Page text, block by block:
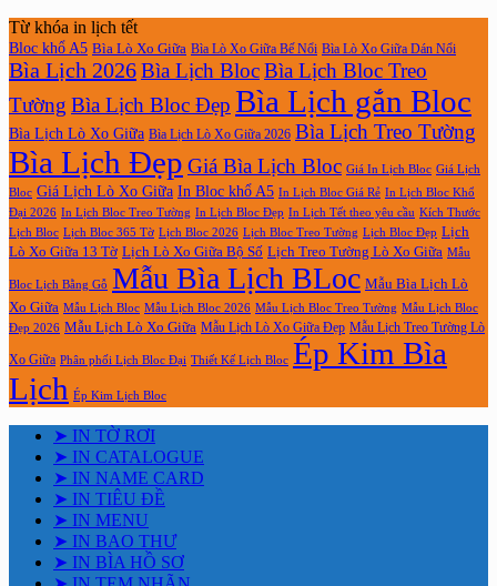
Từ khóa in lịch tết
Bloc khổ A5 Bìa Lò Xo Giữa Bìa Lò Xo Giữa Bế Nổi Bìa Lò Xo Giữa Dán Nổi
Bìa Lịch 2026Bìa Lịch BlocBìa Lịch Bloc Treo
Tường Bìa Lịch Bloc Đẹp Bìa Lịch gắn Bloc
Bìa Lịch Lò Xo Giữa Bìa Lịch Lò Xo Giữa 2026 Bìa Lịch Treo Tường
Bìa Lịch Đẹp Giá Bìa Lịch Bloc Giá In Lịch Bloc Giá Lịch
Bloc Giá Lịch Lò Xo Giữa In Bloc khổ A5 In Lịch Bloc Giá Rẻ In Lịch Bloc Khổ
Đại 2026 In Lịch Bloc Treo Tường In Lịch Bloc Đẹp In Lịch Tết theo yêu cầu Kích Thước
Lịch Bloc Lịch Bloc 365 Tờ Lịch Bloc 2026 Lịch Bloc Treo Tường Lịch Bloc Đẹp Lịch
Lò Xo Giữa 13 Tờ Lịch Lò Xo Giữa Bộ Số Lịch Treo Tường Lò Xo Giữa Mẫu
Bloc Lịch Bằng Gỗ Mẫu Bìa Lịch BLoc Mẫu Bìa Lịch Lò
Xo Giữa Mẫu Lịch Bloc Mẫu Lịch Bloc 2026 Mẫu Lịch Bloc Treo Tường Mẫu Lịch Bloc
Đẹp 2026 Mẫu Lịch Lò Xo Giữa Mẫu Lịch Lò Xo Giữa Đẹp Mẫu Lịch Treo Tường Lò
Xo Giữa Phân phối Lịch Bloc Đại Thiết Kế Lịch Bloc Ép Kim Bìa
Lịch Ép Kim Lịch Bloc
➤ IN TỜ RƠI
➤ IN CATALOGUE
➤ IN NAME CARD
➤ IN TIÊU ĐỀ
➤ IN MENU
➤ IN BAO THƯ
➤ IN BÌA HỒ SƠ